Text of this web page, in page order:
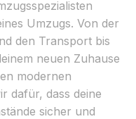
Umzugs. Von der
den Transport bis
neuen Zuhause
modernen
dafür, dass deine
sicher und